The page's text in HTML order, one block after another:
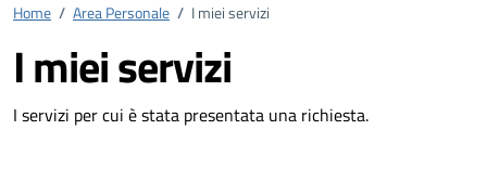
Home / Area Personale / I miei servizi
I miei servizi
I servizi per cui è stata presentata una richiesta.